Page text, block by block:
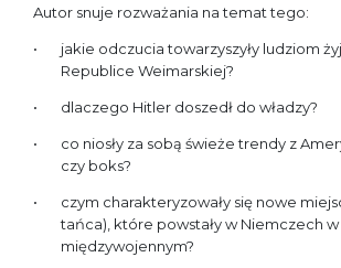
Autor snuje rozważania na temat tego:
jakie odczucia towarzyszyły ludziom
Republice Weimarskiej?
dlaczego Hitler doszedł do władzy?
co niosły za sobą świeże trendy z
czy boks?
czym charakteryzowały się nowe
tańca), które powstały w Niemczech
międzywojennym?